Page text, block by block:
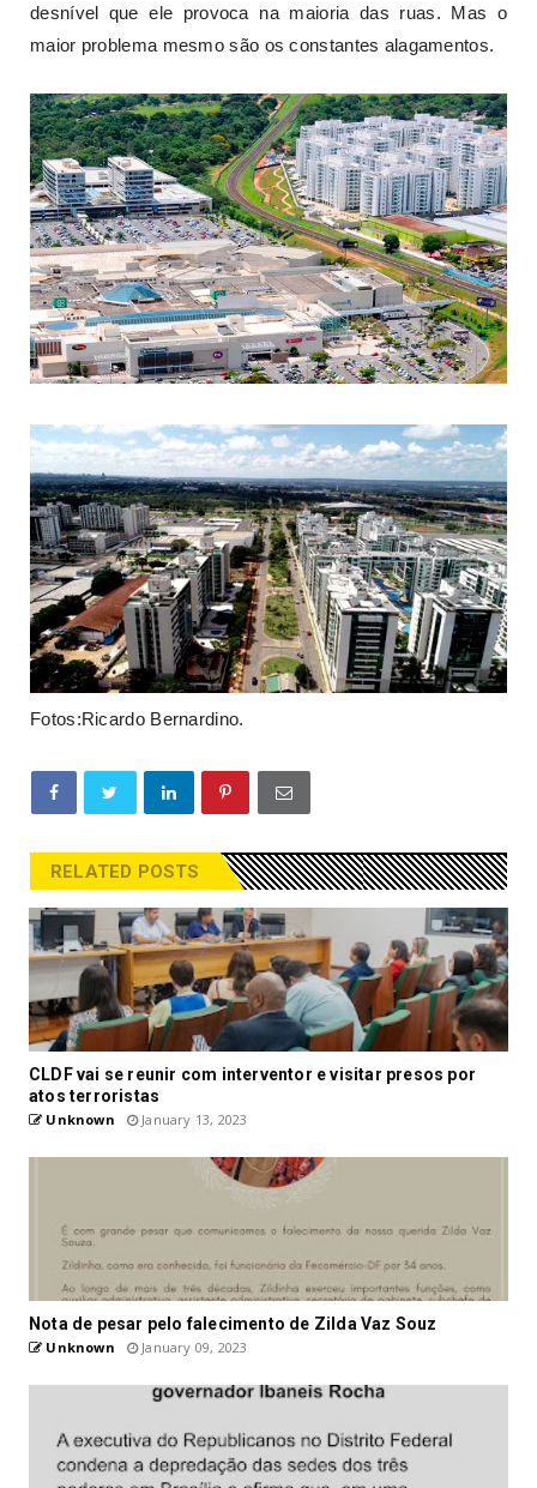
desnível que ele provoca na maioria das ruas. Mas o
maior problema mesmo são os constantes alagamentos.
Fotos:Ricardo Bernardino.
RELATED POSTS
CLDF vai se reunir com interventor e visitar presos por
atos terroristas
Unknown January 13, 2023
Nota de pesar pelo falecimento de Zilda Vaz Souz
Unknown January 09, 2023